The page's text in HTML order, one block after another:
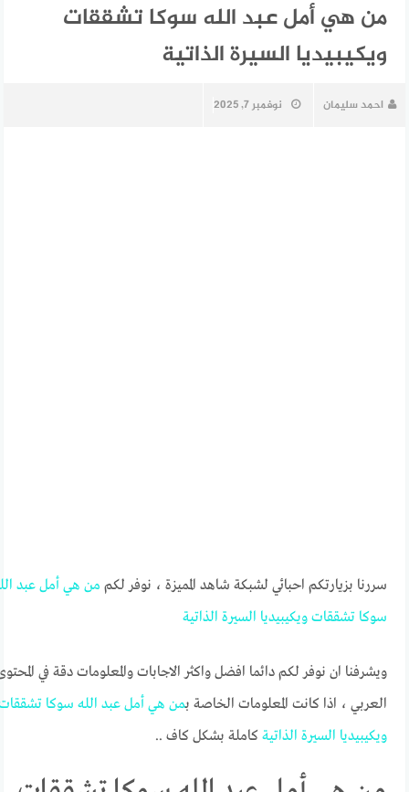
من هي أمل عبد الله سوكا تشققات
ويكيبيديا السيرة الذاتية
احمد سليمان نوفمبر 7, 2025
سررنا بزيارتكم احبائي لشبكة شاهد المميزة ، نوفر لكم من هي أمل عبد
سوكا تشققات ويكيبيديا السيرة الذاتية
ويشرفنا ان نوفر لكم دائما افضل واكثر الاجابات والمعلومات دقة في
العربي ، اذا كانت المعلومات الخاصة بمن هي أمل عبد الله سوكا
ويكيبيديا السيرة الذاتية كاملة بشكل كاف ..